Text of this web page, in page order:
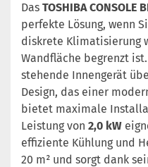
Das TOSHIBA CONSOLE
perfekte Lösung, wenn
diskrete Klimatisierung
Wandfläche begrenzt
stehende Innengerät
Design, das einer
bietet maximale
Leistung von 2,0 kW
effiziente Kühlung und
20 m² und sorgt dank